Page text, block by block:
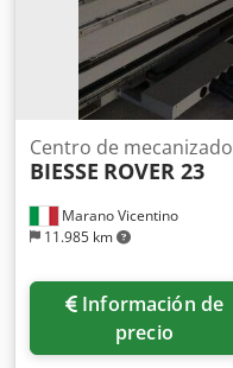
Marano Vicentino
11.985 km
Centro de mecanizado
BIESSE ROVER 23
Información de
precio